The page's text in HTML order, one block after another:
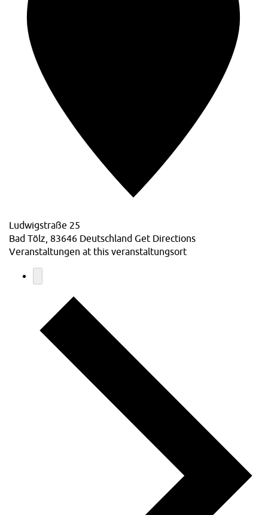
Ludwigstraße 25
Bad Tölz 83646 Deutschland Get Directions
Veranstaltungen at this veranstaltungsort